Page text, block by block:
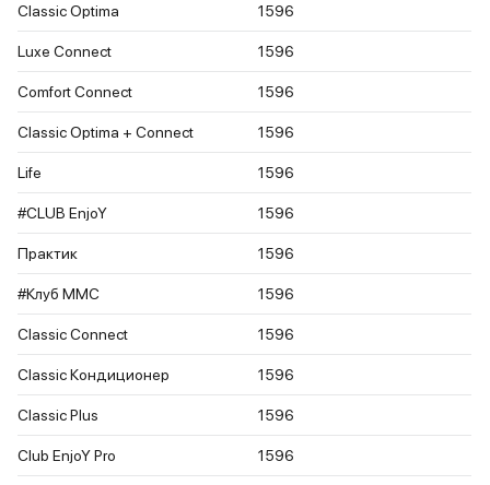
Classic Optima 1596
Luxe Connect 1596
Comfort Connect 1596
Classic Optima + Connect 1596
Life 1596
#CLUB EnjoY 1596
Практик 1596
#Клуб ММС 1596
Classic Connect 1596
Classic Кондиционер 1596
Classic Plus 1596
Club EnjoY Pro 1596